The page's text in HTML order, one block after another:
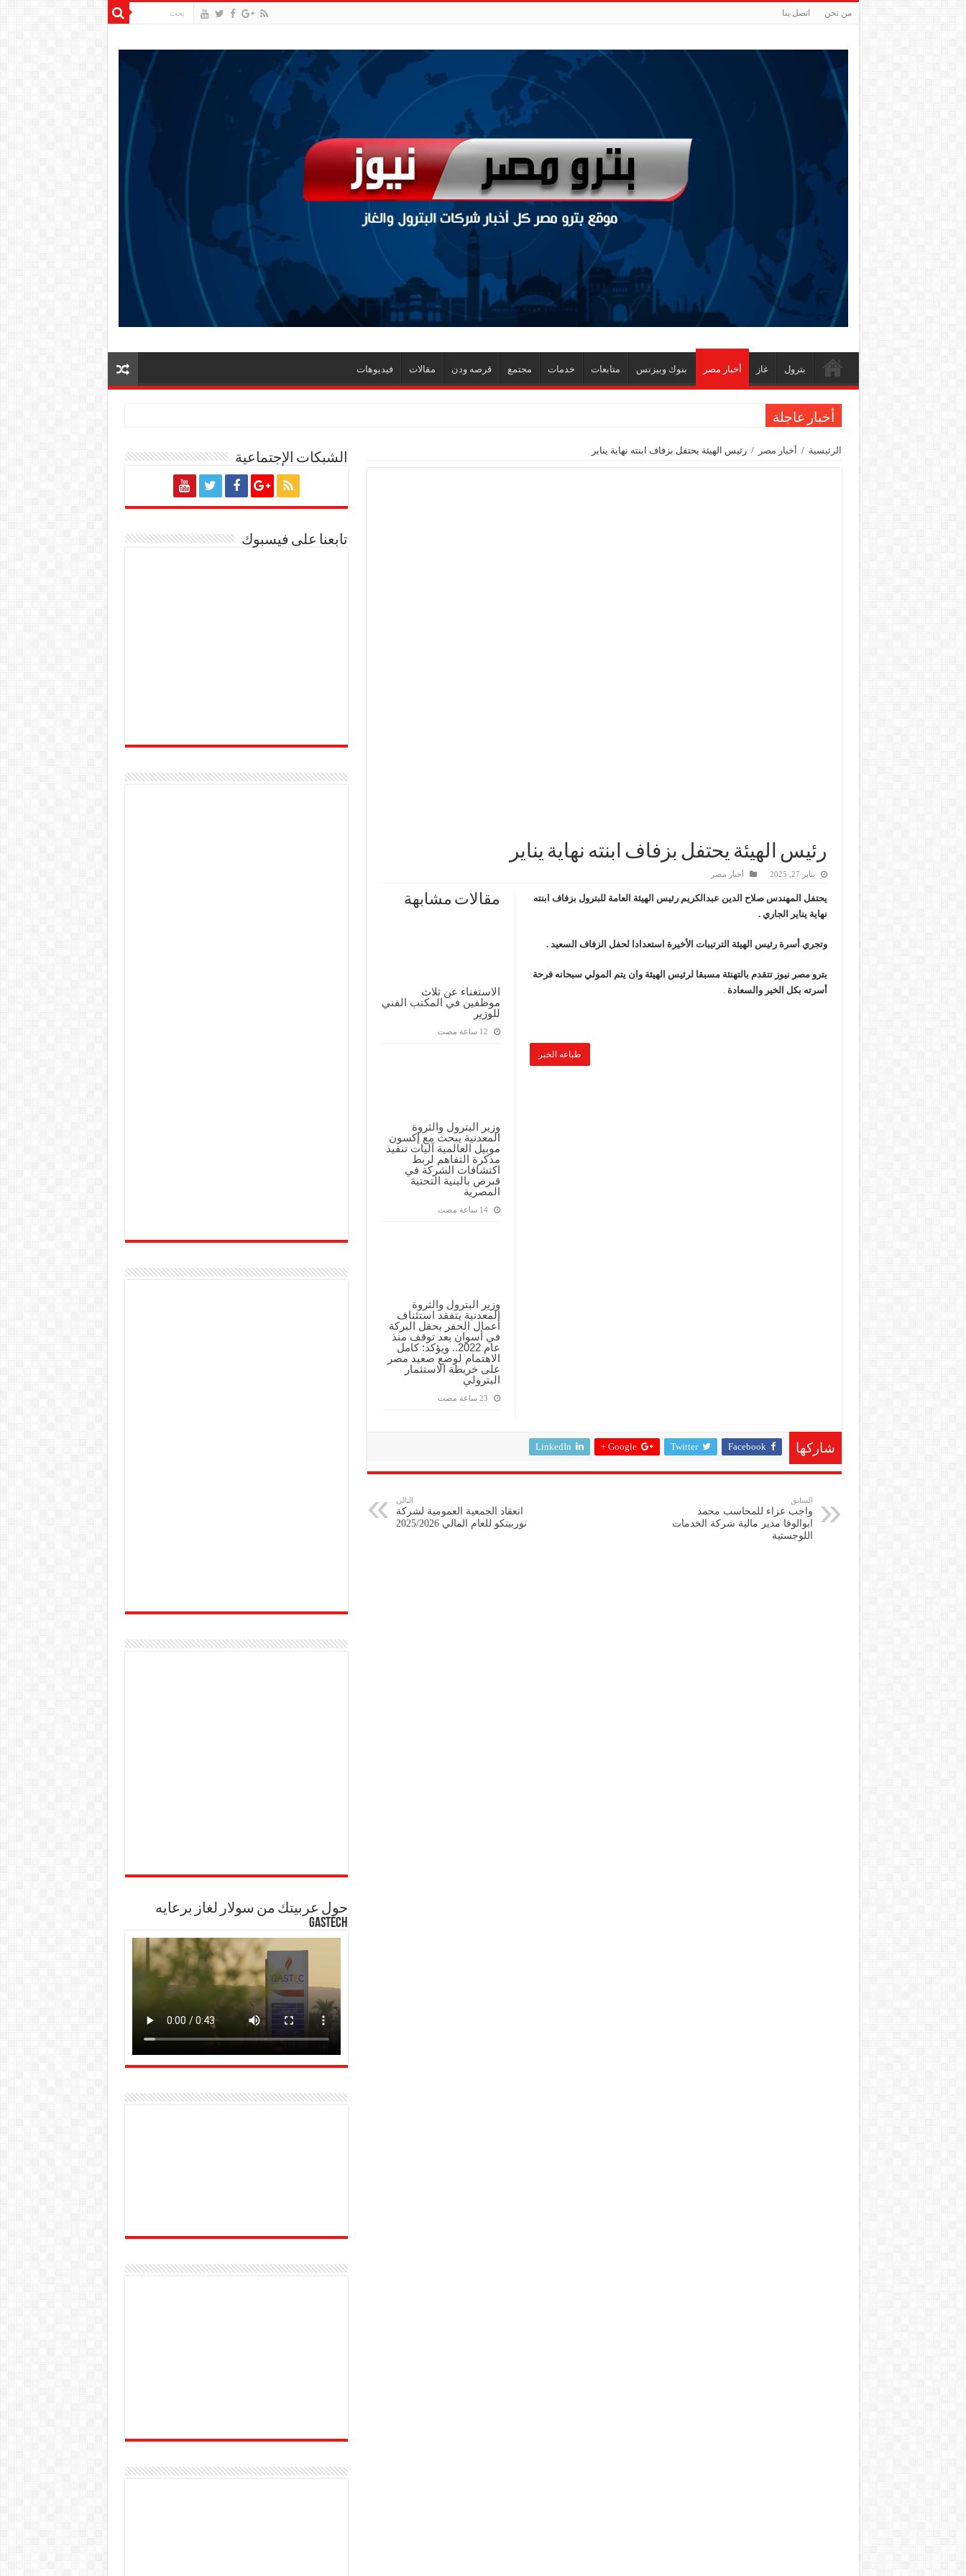
من نحن اتصل بنا
بترول غاز أخبار مصر بنوك وبيزنس متابعات خدمات مجتمع قرصه ودن مقالات فيديوهات
أخبار عاجلة
وزير البترول والثروة المعدنية يبحث مع إكسون موبيل العالمية آليات تنفيذ مذكرة التفاهم لربط اكتشافات الشركة في قبرص بالبنية التحتية المصرية
الرئيسية / أخبار مصر / رئيس الهيئة يحتفل بزفاف ابنته نهاية يناير
رئيس الهيئة يحتفل بزفاف ابنته نهاية يناير
يناير 27, 2025 أخبار مصر
مقالات مشابهة
الاستغناء عن ثلاث
موظفين في المكتب الفني
للوزير
وزير البترول والثروة
المعدنية يبحث مع إكسون
موبيل العالمية آليات تنفيذ
مذكرة التفاهم لربط
اكتشافات الشركة في
قبرص بالبنية التحتية
المصرية
‏14 ساعة مضت
وزير البترول والثروة
المعدنية يتفقد استئناف
أعمال الحفر بحقل البركة
في أسوان بعد توقف منذ
عام 2022.. ويؤكد: كامل
الاهتمام لوضع صعيد مصر
على خريطة الاستثمار
البترولي
يحتفل المهندس صلاح الدين عبدالكريم رئيس الهيئة العامة للبترول بزفاف ابنته
نهاية يناير الجاري .
وتجري أسرة رئيس الهيئة الترتيبات الأخيرة استعدادا لحفل الزفاف السعيد .
بترو مصر نيوز تتقدم بالتهنئة مسبقا لرئيس الهيئة وان يتم المولي سبحانه فرحة
أسرته بكل الخير والسعادة .
طباعه الخبر
شاركها Facebook
Twitter
Google +
LinkedIn
السابق
واجب عزاء للمحاسب محمد
ابوالوفا مدير مالية شركة الخدمات
اللوجستية
التالي
انعقاد الجمعية العمومية لشركة
نوربيتكو للعام المالي 2025/2026
الشبكات الإجتماعية
تابعنا على فيسبوك
حول عربيتك من سولار لغاز برعايه
GASTECH